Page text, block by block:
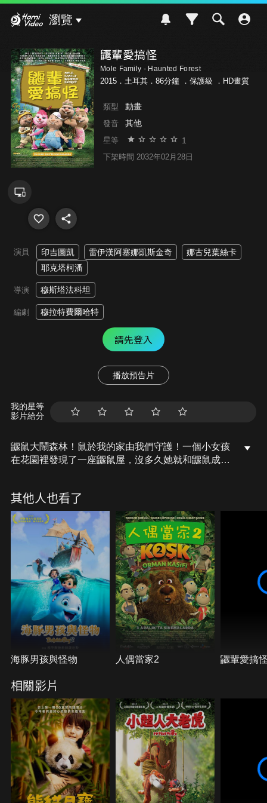
瀏覽
鼴輩愛搞怪
Mole Family - Haunted Forest
2015．土耳其．86分鐘 ． 保護級 ．HD畫質
類型 動畫
發音 其他
星等 1
下架時間 2032年02月28日
演員 印吉圖凱 雷伊漢阿塞娜凱斯金奇
娜古兒葉絲卡
耶克塔柯潘
導演 穆斯塔法科坦
編劇 穆拉特費爾哈特
請先登入
播放預告片
我的星等
影片給分
鼴鼠大鬧森林！鼠於我的家由我們守護！一個小女孩
在花園裡發現了一座鼴鼠屋，沒多久她就和鼴鼠成為
活在一起…
其他人也看了
海豚男孩與怪物 人偶當家2 鼴輩愛搞
相關影片